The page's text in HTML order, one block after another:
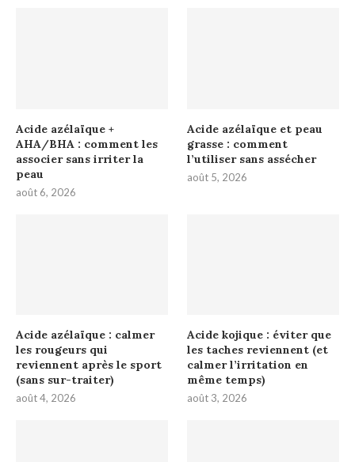
Acide azélaïque +
AHA/BHA : comment les
associer sans irriter la
peau
août 6, 2026
Acide azélaïque et peau
grasse : comment
l’utiliser sans assécher
août 5, 2026
Acide azélaïque : calmer
les rougeurs qui
reviennent après le sport
(sans sur-traiter)
août 4, 2026
Acide kojique : éviter que
les taches reviennent (et
calmer l’irritation en
même temps)
août 3, 2026